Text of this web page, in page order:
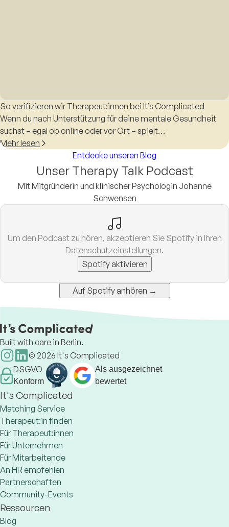
So verifizieren wir Therapeut:innen bei It’s Complicated
Wenn du nach Unterstützung für deine mentale Gesundheit
suchst – egal ob online oder vor Ort – spielt…
Mehr lesen
Entdecke unseren Blog
Unser Therapy Talk Podcast
Mit Mitgründerin und klinischer Psychologin Johanne
Schwensen
Um den Podcast zu hören, akzeptieren Sie Spotify in Ihren
Datenschutzeinstellungen.
Spotify aktivieren
Auf Spotify anhören →
Built with care in Berlin.
© 2026 It's Complicated
DSGVO
Konform
Als ausgezeichnet
bewertet
It's Complicated
Matching Service
Therapeut:in finden
Für Therapeut:innen
Für Unternehmen
Für Mitarbeitende
An HR empfehlen
Partnerschaften
Community-Events
Ressourcen
Blog